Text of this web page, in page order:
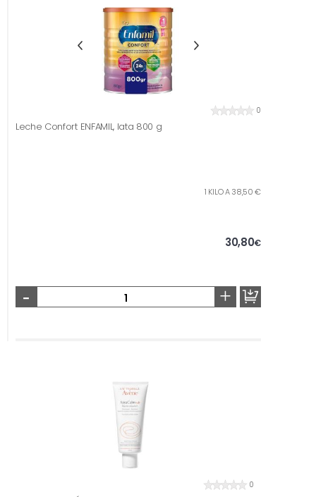
0
Leche Confort ENFAMIL, lata 800 g
1 KILO A 38,50 €
30,80€
- +
0